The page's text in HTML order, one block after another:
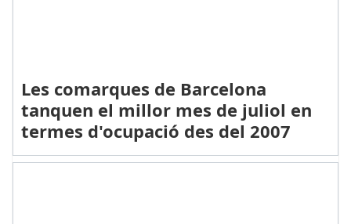
Les comarques de Barcelona
tanquen el millor mes de juliol en
termes d'ocupació des del 2007